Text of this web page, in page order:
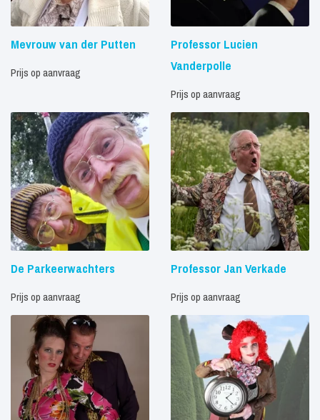
Mevrouw van der Putten
Prijs op aanvraag
Professor Lucien
Vanderpolle
Prijs op aanvraag
De Parkeerwachters
Prijs op aanvraag
Professor Jan Verkade
Prijs op aanvraag